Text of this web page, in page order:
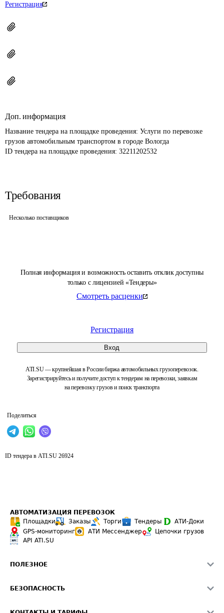
Полная информация и возможность оставить отклик доступны
только с лицензией «Тендеры»
Смотреть расценки
Регистрация
Вход
ATI.SU — крупнейшая в России биржа автомобильных грузоперевозок.
Зарегистрируйтесь и получите доступ к тендерам на перевозки, заявкам
на перевозку грузов и поиск транспорта
Поделиться
Регистрация
Доп. информация
Название тендера на площадке проведения: Услуги по перевозке
грузов автомобильным транспортом в городе Вологда
ID тендера на площадке проведения: 32211202532
Требования
Несколько поставщиков
ID тендера в ATI.SU 26924
АВТОМАТИЗАЦИЯ ПЕРЕВОЗОК
Площадки
Заказы Торги Тендеры
АТИ-Доки
GPS-мониторинг
АТИ Мессенджер
Цепочки грузов
API ATI.SU
ПОЛЕЗНОЕ
Звезды ATI.SU на вашем сайте
БЕЗОПАСНОСТЬ